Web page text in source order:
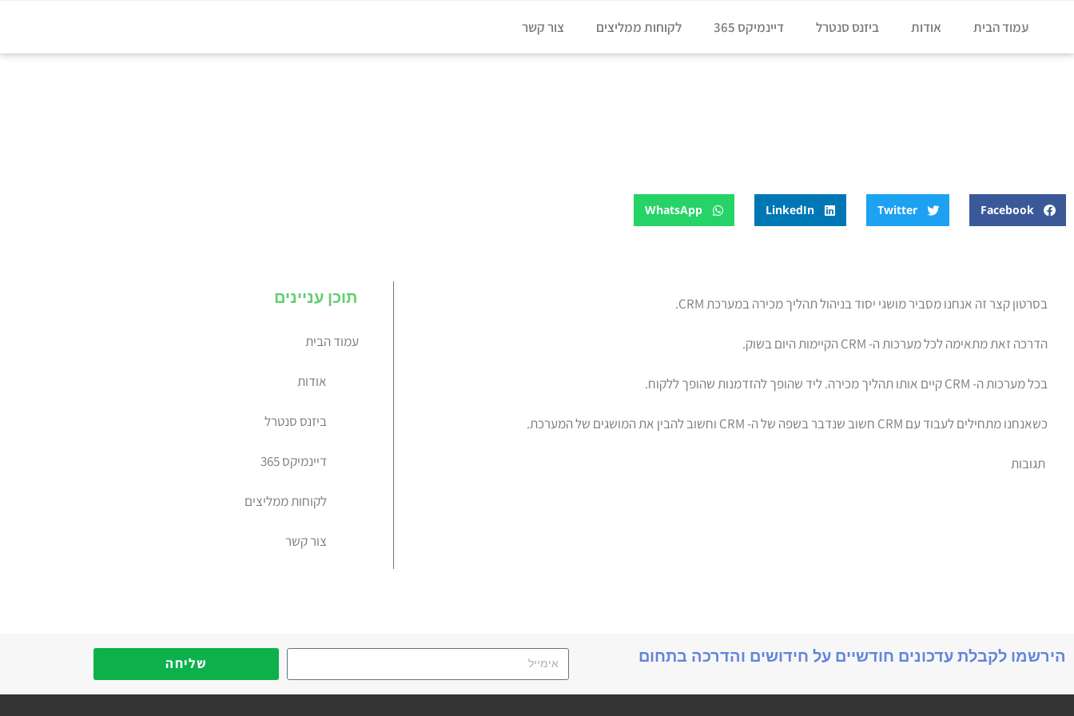
עמוד הבית אודות ביזנס סנטרל דיינמיקס 365 לקוחות ממליצים צור קשר
Facebook
Twitter
LinkedIn
WhatsApp
בסרטון קצר זה אנחנו מסביר מושגי יסוד בניהול תהליך מכירה במערכת CRM.
הדרכה זאת מתאימה לכל מערכות ה- CRM הקיימות היום בשוק.
בכל מערכות ה- CRM קיים אותו תהליך מכירה. ליד שהופך להזדמנות שהופך ללקוח.
כשאנחנו מתחילים לעבוד עם CRM חשוב שנדבר בשפה של ה- CRM וחשוב להבין את המושגים של המערכת.
תגובות
תוכן עניינים
עמוד הבית
אודות
ביזנס סנטרל
דיינמיקס 365
לקוחות ממליצים
צור קשר
הירשמו לקבלת עדכונים חודשיים על חידושים והדרכה בתחום שליחה